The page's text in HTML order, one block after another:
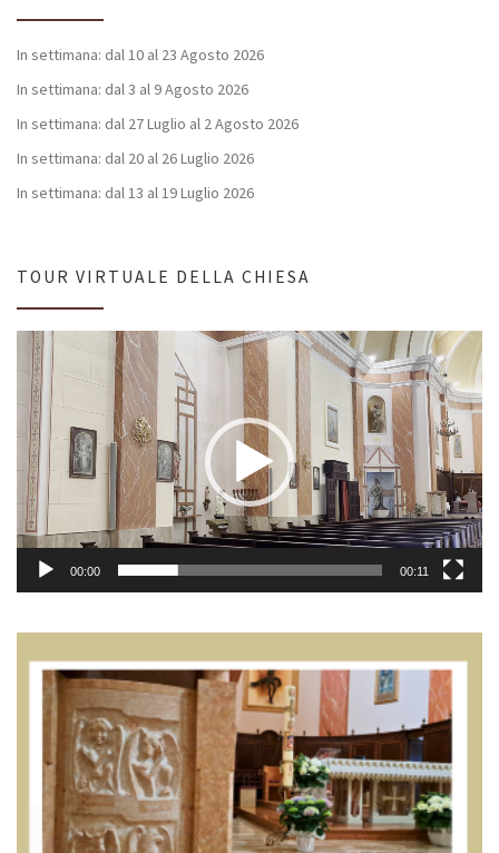
In settimana: dal 10 al 23 Agosto 2026
In settimana: dal 3 al 9 Agosto 2026
In settimana: dal 27 Luglio al 2 Agosto 2026
In settimana: dal 20 al 26 Luglio 2026
In settimana: dal 13 al 19 Luglio 2026
TOUR VIRTUALE DELLA CHIESA
Video
Player
00:00 00:11